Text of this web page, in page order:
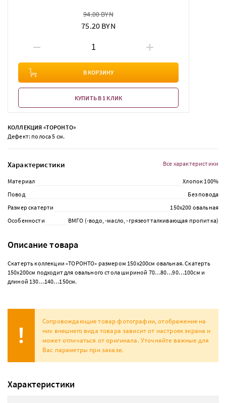
94.00 BYN
75.20 BYN
В КОРЗИНУ
КУПИТЬ В 1 КЛИК
КОЛЛЕКЦИЯ «ТОРОНТО»
Дефект: полоса 5 см.
Характеристики
Материал
Хлопок 100%
Повод
Без повода
Размер скатерти
150х200 овальная
Особенности
ВМГО (-водо, -масло, -грязеотталкивающая пропитка)
Все характеристики
Описание товара
Скатерть коллекции «ТОРОНТО» размером 150х200см овальная. Скатерть
150х200см подходит для овального стола шириной 70…80…90…100см и
длиной 130…140…150см.
Сопровождающие товар фотографии, отображение на
них внешнего вида товара зависит от настроек экрана и
может отличаться от оригинала. Уточняйте важные для
Вас параметры при заказе.
Характеристики